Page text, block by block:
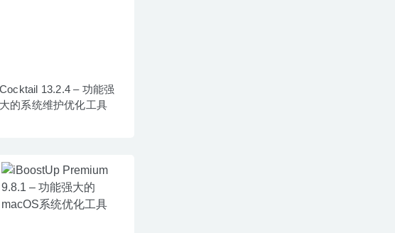
Cocktail 13.2.4 – 功能强
大的系统维护优化工具